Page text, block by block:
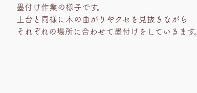
墨付け作業の様子です。
土台と同様に木の曲がりやクセを見抜きながら
それぞれの場所に合わせて墨付けをしていきます。